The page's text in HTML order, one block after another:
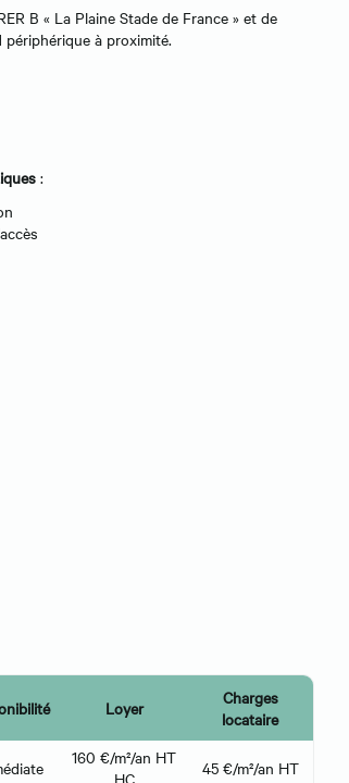
B « La Plaine Stade de France » et de
périphérique à proximité.
:
Loyer
Charges
locataire
160 €/m²/an HT
HC
45 €/m²/an HT